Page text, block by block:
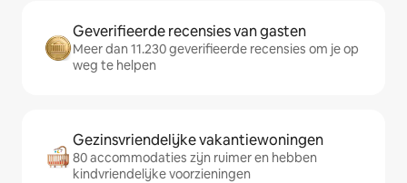
Geverifieerde recensies van gasten
Meer dan 11.230 geverifieerde recensies om je op
weg te helpen
Gezinsvriendelijke vakantiewoningen
80 accommodaties zijn ruimer en hebben
kindvriendelijke voorzieningen